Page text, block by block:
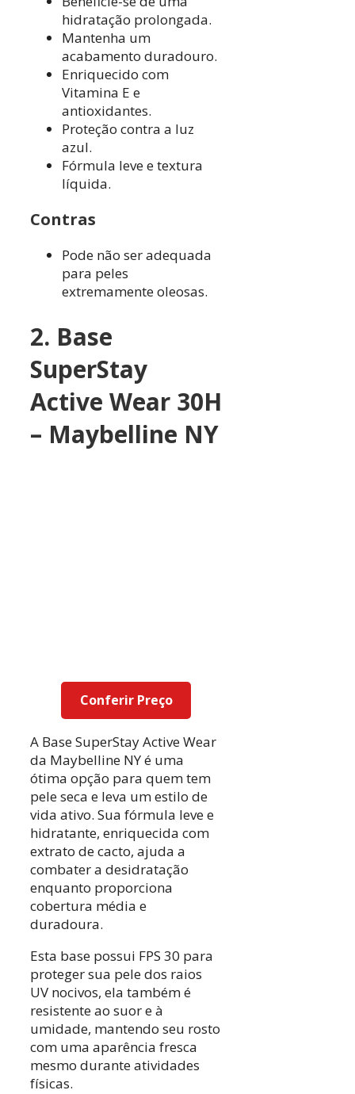
hidratação prolongada.
Mantenha um
acabamento duradouro.
Enriquecido com
Vitamina E e
antioxidantes.
Proteção contra a luz
azul.
Fórmula leve e textura
líquida.
Contras
Pode não ser adequada
para peles
extremamente oleosas.
2. Base
SuperStay
Active Wear 30H
– Maybelline NY
Conferir Preço
A Base SuperStay Active Wear
da Maybelline NY é uma
ótima opção para quem tem
pele seca e leva um estilo de
vida ativo. Sua fórmula leve e
hidratante, enriquecida com
extrato de cacto, ajuda a
combater a desidratação
enquanto proporciona
cobertura média e
duradoura.
Esta base possui FPS 30 para
proteger sua pele dos raios
UV nocivos, ela também é
resistente ao suor e à
umidade, mantendo seu rosto
com uma aparência fresca
mesmo durante atividades
físicas.